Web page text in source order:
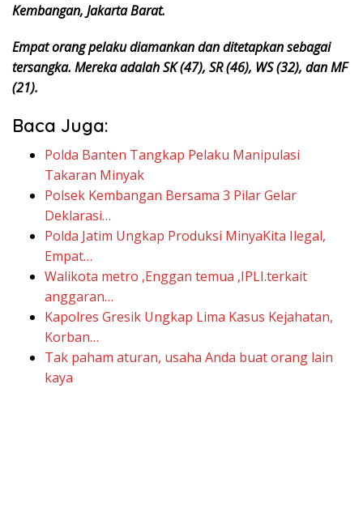
Kembangan, Jakarta Barat.
Empat orang pelaku diamankan dan ditetapkan sebagai
tersangka. Mereka adalah SK (47), SR (46), WS (32), dan MF
(21).
Baca Juga:
Polda Banten Tangkap Pelaku Manipulasi
Takaran Minyak
Polsek Kembangan Bersama 3 Pilar Gelar
Deklarasi…
Polda Jatim Ungkap Produksi MinyaKita Ilegal,
Empat…
Walikota metro ,Enggan temua ,IPLI.terkait
anggaran…
Kapolres Gresik Ungkap Lima Kasus Kejahatan,
Korban…
Tak paham aturan, usaha Anda buat orang lain
kaya